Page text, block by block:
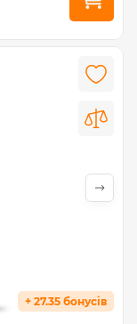
+ 27.35 бонусів